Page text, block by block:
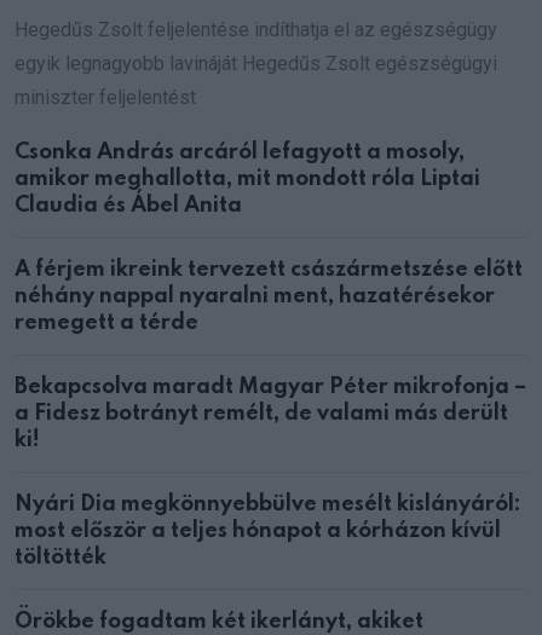
Hegedűs Zsolt feljelentése indíthatja el az egészségügy
egyik legnagyobb lavináját Hegedűs Zsolt egészségügyi
miniszter feljelentést
Csonka András arcáról lefagyott a mosoly,
amikor meghallotta, mit mondott róla Liptai
Claudia és Ábel Anita
A férjem ikreink tervezett császármetszése előtt
néhány nappal nyaralni ment, hazatérésekor
remegett a térde
Bekapcsolva maradt Magyar Péter mikrofonja –
a Fidesz botrányt remélt, de valami más derült
ki!
Nyári Dia megkönnyebbülve mesélt kislányáról:
most először a teljes hónapot a kórházon kívül
töltötték
Örökbe fogadtam két ikerlányt, akiket